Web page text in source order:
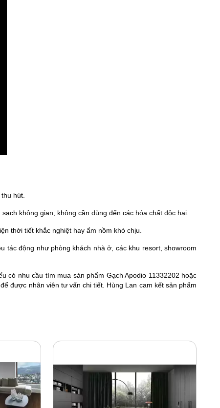
hút.
không gian, không cần dùng đến các hóa chất độc hại.
thời tiết khắc nghiệt hay ẩm nồm khó chịu.
tác động như phòng khách nhà ở, các khu resort, showroom
có nhu cầu tìm mua sản phẩm Gạch Apodio 11332202 hoặc
được nhân viên tư vấn chi tiết. Hùng Lan cam kết sản phẩm